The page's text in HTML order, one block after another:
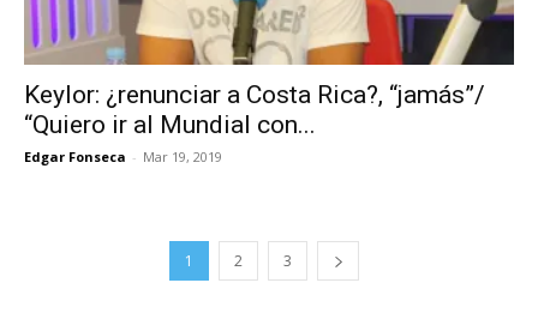
Keylor: ¿renunciar a Costa Rica?, “jamás”/
“Quiero ir al Mundial con...
Edgar Fonseca - Mar 19, 2019
1 2 3